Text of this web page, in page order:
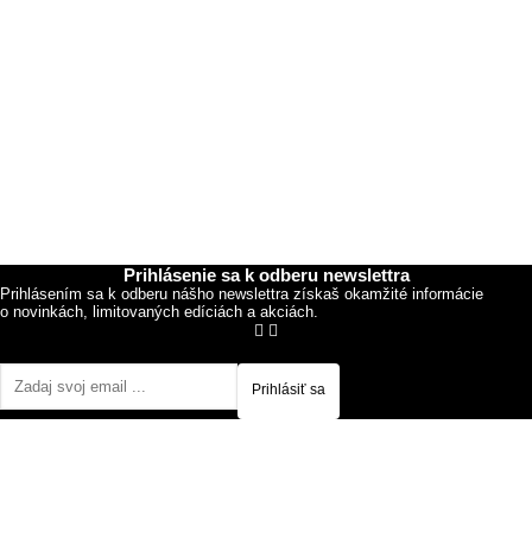
Prihlásenie sa k odberu newslettra
Prihlásením sa k odberu nášho newslettra získaš okamžité informácie
o novinkách, limitovaných edíciách a akciách.
Prihlásiť sa